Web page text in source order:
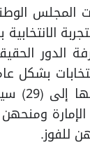
المجلس
الدور
بشكل
عدد
للفوز.